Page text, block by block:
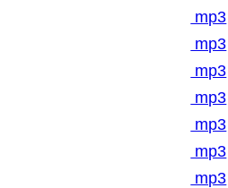
mp3
mp3
mp3
mp3
mp3
mp3
mp3